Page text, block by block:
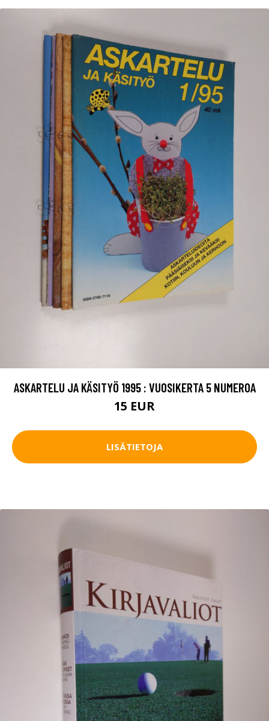
ASKARTELU JA KÄSITYÖ 1995 : VUOSIKERTA 5 NUMEROA
15 EUR
LISÄTIETOJA